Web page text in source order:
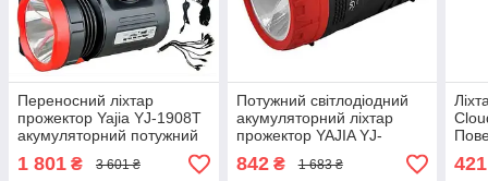
Переносний ліхтар
прожектор Yajia YJ-1908T
акумуляторний потужний
сонячна панель три
лампи
1 801 ₴ 3 601 ₴
Потужний світлодіодний
акумуляторний ліхтар
прожектор YAJIA YJ-
2829TP переносний
ліхтар для охорони
842₴ 1 683 ₴
для
421